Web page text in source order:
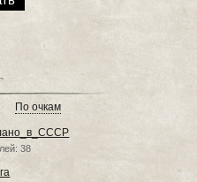
По очкам
38